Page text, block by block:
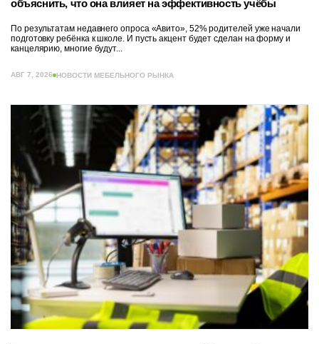
объяснить, что она влияет на эффективность учёбы
По результатам недавнего опроса «Авито», 52% родителей уже начали
подготовку ребёнка к школе. И пусть акцент будет сделан на форму и
канцелярию, многие будут...
АВГ 7, 2026 НОВОСТИ МЕБЕЛЬНОГО РЫНКА